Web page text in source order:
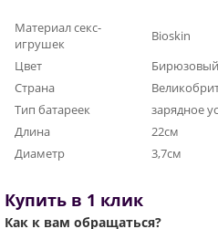
Материал секс-
игрушек
Bioskin
Цвет
Бирюзовый
Страна
Тип батареек
зарядное
Длина
22см
Диаметр
3,7см
Купить в 1 клик
Как к вам обращаться?